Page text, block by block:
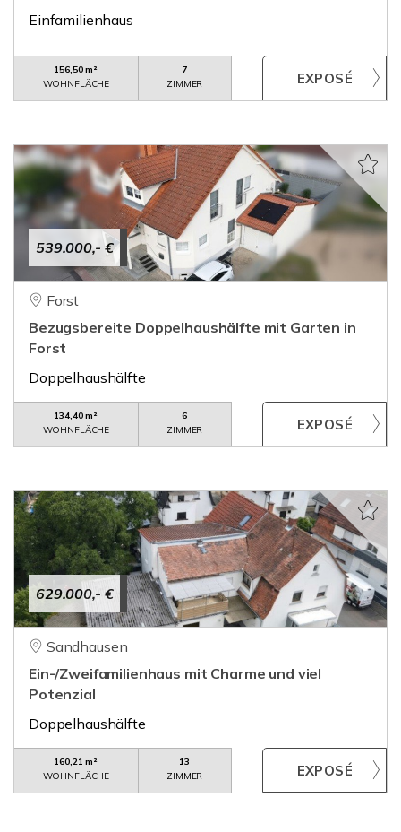
Einfamilienhaus
156,50 m²
WOHNFLÄCHE
7
ZIMMER
539.000,- €
Forst
Bezugsbereite Doppelhaushälfte mit Garten in
Forst
Doppelhaushälfte
134,40 m²
WOHNFLÄCHE
6
ZIMMER
629.000,- €
Sandhausen
Ein-/Zweifamilienhaus mit Charme und viel
Potenzial
Doppelhaushälfte
160,21 m²
WOHNFLÄCHE
13
ZIMMER